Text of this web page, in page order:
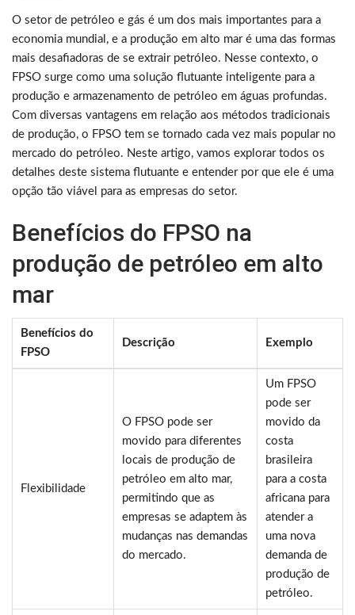
O setor de petróleo e gás é um dos mais importantes para a
economia mundial, e a produção em alto mar é uma das formas
mais desafiadoras de se extrair petróleo. Nesse contexto, o
FPSO surge como uma solução flutuante inteligente para a
produção e armazenamento de petróleo em águas profundas.
Com diversas vantagens em relação aos métodos tradicionais
de produção, o FPSO tem se tornado cada vez mais popular no
mercado do petróleo. Neste artigo, vamos explorar todos os
detalhes deste sistema flutuante e entender por que ele é uma
opção tão viável para as empresas do setor.
Benefícios do FPSO na
produção de petróleo em alto
mar
Benefícios do
FPSO
Descrição Exemplo
Flexibilidade
O FPSO pode ser
movido para diferentes
locais de produção de
petróleo em alto mar,
permitindo que as
empresas se adaptem às
mudanças nas demandas
do mercado.
Um FPSO
pode ser
movido da
costa
brasileira
para a costa
africana para
atender a
uma nova
demanda de
produção de
petróleo.